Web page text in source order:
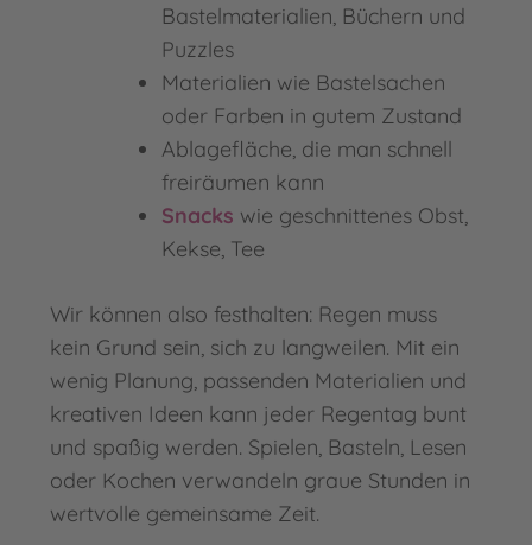
Bastelmaterialien, Büchern und
Puzzles
Materialien wie Bastelsachen
oder Farben in gutem Zustand
Ablagefläche, die man schnell
freiräumen kann
Snacks wie geschnittenes Obst,
Kekse, Tee
Wir können also festhalten: Regen muss
kein Grund sein, sich zu langweilen. Mit ein
wenig Planung, passenden Materialien und
kreativen Ideen kann jeder Regentag bunt
und spaßig werden. Spielen, Basteln, Lesen
oder Kochen verwandeln graue Stunden in
wertvolle gemeinsame Zeit.